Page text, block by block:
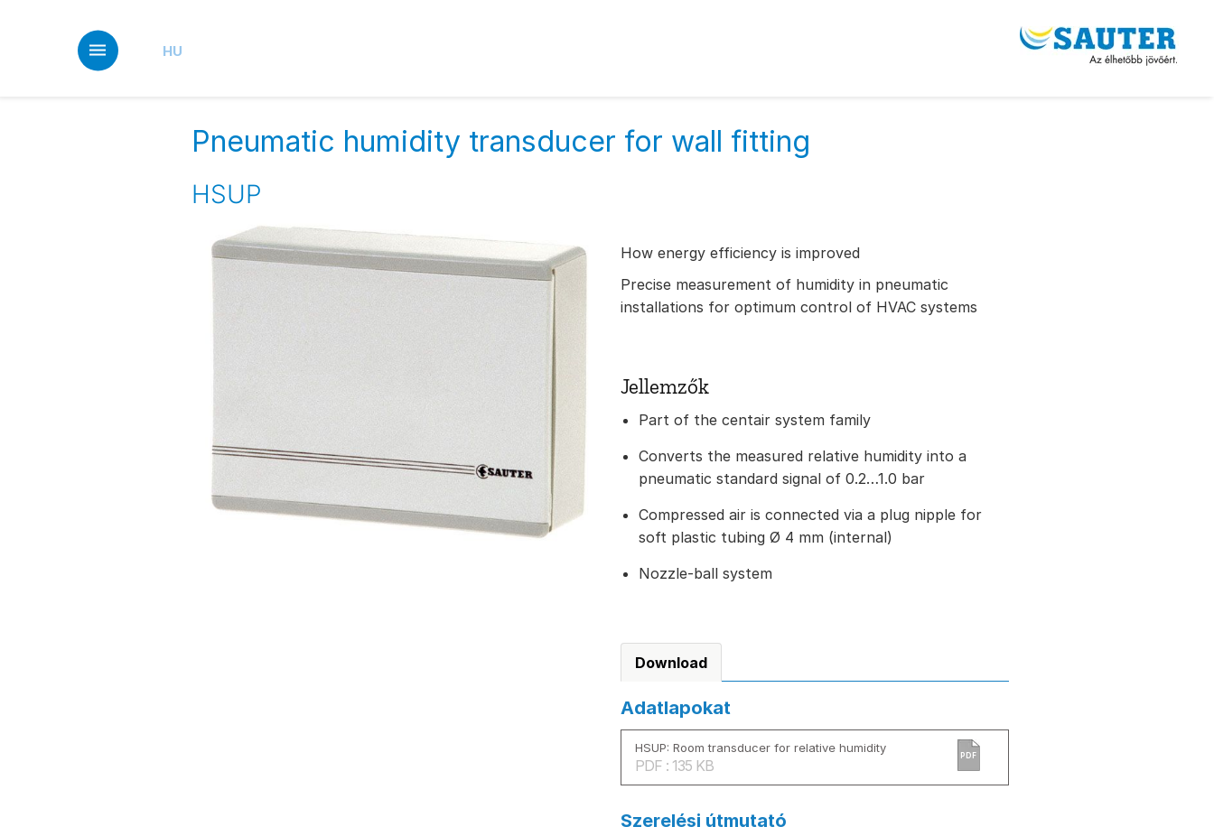
HU
Pneumatic humidity transducer for wall fitting
HSUP
How energy efficiency is improved
Precise measurement of humidity in pneumatic
installations for optimum control of HVAC systems
Jellemzők
Part of the centair system family
Converts the measured relative humidity into a
pneumatic standard signal of 0.2…1.0 bar
Compressed air is connected via a plug nipple for
soft plastic tubing Ø 4 mm (internal)
Nozzle-ball system
Download
Adatlapokat
HSUP: Room transducer for relative humidity
PDF : 135 KB
PDF
Szerelési útmutató